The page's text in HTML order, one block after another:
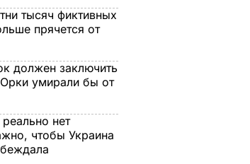
тысяч фиктивных
прячется от
должен заключить
умирали бы от
нет
чтобы Украина